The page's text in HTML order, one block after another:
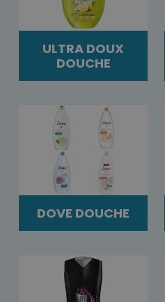
ULTRA DOUX
DOUCHE
DOVE DOUCHE